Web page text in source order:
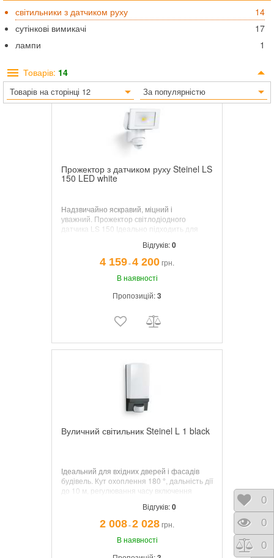
14
світильники з датчиком руху
17
сутінкові вимикачі
1
лампи
Товарів: 14
Товарів на сторінці 12 За популярністю
Прожектор з датчиком руху Steinel LS
150 LED white
Надзвичайно яскравий, міцний і
уважний. Прожектор світлодіодного
датчика LS 150 Ідеально підходить для
Інфрачервоний датчик з
кутом виявлення 240 ° та діапазоном 12
Вихід світла 1760 л, світловий колір 4000
К, енергоспоживання 20,5 Вт.
у чорно-білому кольорі.
Відгуків:0
4 159¯4 200грн.
В наявності
Пропозицій:3
Вуличний світильник Steinel L 1 black
Ідеальний для вхідних дверей і фасадів
будівель. Кут охоплення 180 °, дальність дії
до 10 м, регулювання часу включення
входять наклейки з цифрами для
світильників з номером будинку. Цей
світильник можна назвати в числі
найпопулярніших пристроїв STEINEL
Відгуків:0
2 008¯2 028грн.
В наявності
0
0
0